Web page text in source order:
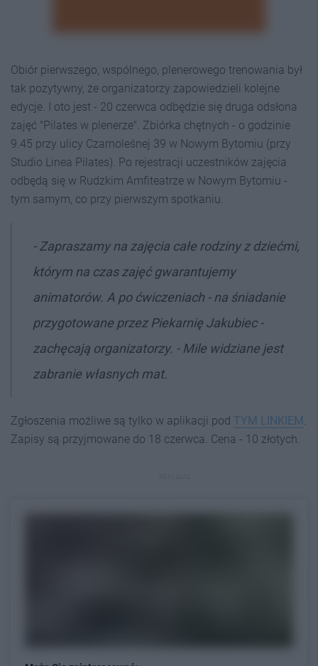
Obiór pierwszego, wspólnego, plenerowego trenowania był
tak pozytywny, że organizatorzy zapowiedzieli kolejne
edycje. I oto jest - 20 czerwca odbędzie się druga odsłona
zajęć "Pilates w plenerze". Zbiórka chętnych - o godzinie
9.45 przy ulicy Czarnoleśnej 39 w Nowym Bytomiu (przy
Studio Linea Pilates). Po rejestracji uczestników zajęcia
odbędą się w Rudzkim Amfiteatrze w Nowym Bytomiu -
tym samym, co przy pierwszym spotkaniu.
- Zapraszamy na zajęcia całe rodziny z dziećmi,
którym na czas zajęć gwarantujemy
animatorów. A po ćwiczeniach - na śniadanie
przygotowane przez Piekarnię Jakubiec -
zachęcają organizatorzy. - Mile widziane jest
zabranie własnych mat.
Zgłoszenia możliwe są tylko w aplikacji pod TYM LINKIEM.
Zapisy są przyjmowane do 18 czerwca. Cena - 10 złotych.